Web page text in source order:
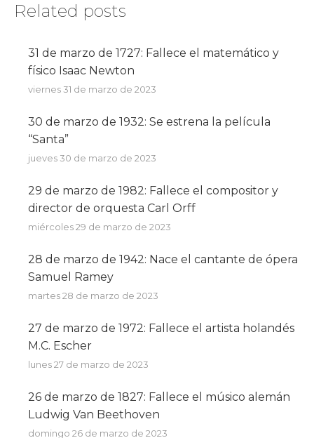
Related posts
31 de marzo de 1727: Fallece el matemático y
físico Isaac Newton
viernes 31 de marzo de 2023
30 de marzo de 1932: Se estrena la película
“Santa”
jueves 30 de marzo de 2023
29 de marzo de 1982: Fallece el compositor y
director de orquesta Carl Orff
miércoles 29 de marzo de 2023
28 de marzo de 1942: Nace el cantante de ópera
Samuel Ramey
martes 28 de marzo de 2023
27 de marzo de 1972: Fallece el artista holandés
M.C. Escher
lunes 27 de marzo de 2023
26 de marzo de 1827: Fallece el músico alemán
Ludwig Van Beethoven
domingo 26 de marzo de 2023